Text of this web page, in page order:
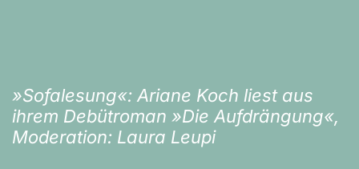
»Sofalesung«: Ariane Koch liest aus
ihrem Debütroman »Die Aufdrängung«,
Moderation: Laura Leupi